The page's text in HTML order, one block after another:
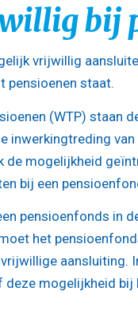
bij
vrijwillig
pensioenen staat.
(WTP) staan
inwerkingtreding
de mogelijkheid
bij een
pensioenfonds in
het
aansluiting.
mogelijkheid bij